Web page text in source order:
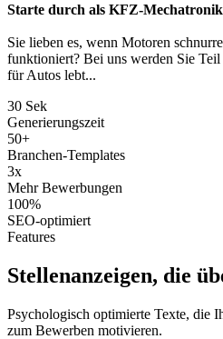
Starte durch als KFZ-
Sie lieben es, wenn Motoren
funktioniert? Bei uns werden Sie Teil
für Autos lebt...
30 Sek
Generierungszeit
50+
Branchen-Templates
3x
Mehr Bewerbungen
100%
SEO-optimiert
Features
Stellenanzeigen, die
Psychologisch optimierte Texte, die
zum Bewerben motivieren.